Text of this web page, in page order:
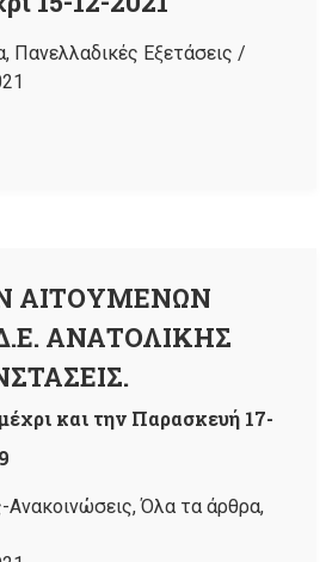
, Πανελλαδικές Εξετάσεις /
ΑΙΤΟΥΜΕΝΩΝ
ΑΝΑΤΟΛΙΚΗΣ
και την Παρασκευή 17-
Ανακοινώσεις,Όλα τα άρθρα,